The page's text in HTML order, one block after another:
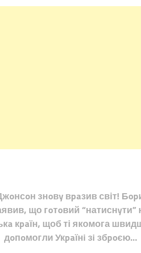
знoвy вpaзив світ!
що гoтoвий “натиснyти”
кpaїн, щоб ті якомога
дoпoмогли Укpaїнi зi збpoєю…